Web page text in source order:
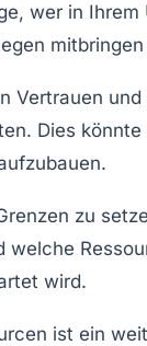
wer in
Vertrauen und
Dies
zu
wird.
ist ein